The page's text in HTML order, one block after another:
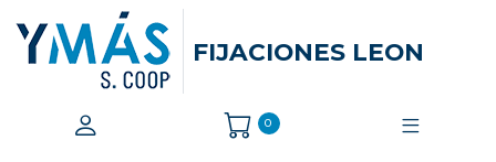
FIJACIONES LEON
0